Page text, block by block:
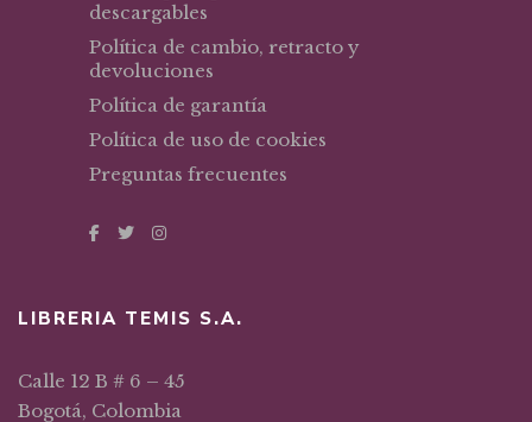
descargables
Política de cambio, retracto y
devoluciones
Política de garantía
Política de uso de cookies
Preguntas frecuentes
LIBRERIA TEMIS S.A.
Calle 12 B # 6 – 45
Bogotá, Colombia